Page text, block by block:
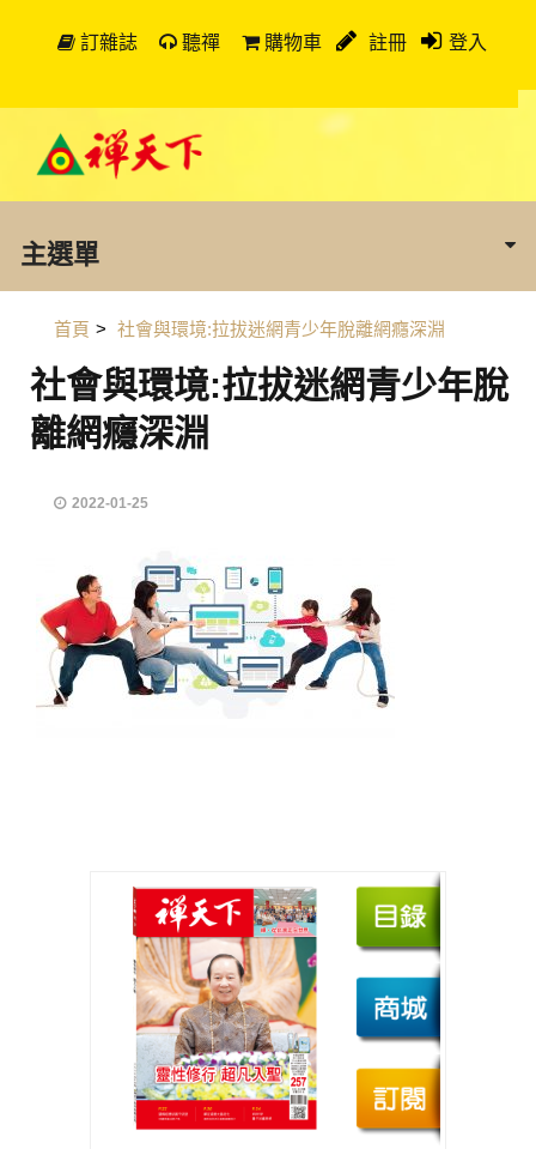
訂雜誌 聽禪 購物車 註冊 登入
主選單
首頁 > 社會與環境:拉拔迷網青少年脫離網癮深淵
社會與環境:拉拔迷網青少年脫
離網癮深淵
2022-01-25